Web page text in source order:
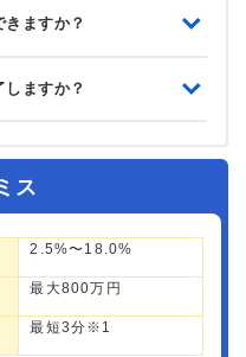
ますか？
ますか？
ス
2.5%〜18.0%
最大800万円
最短3分※1